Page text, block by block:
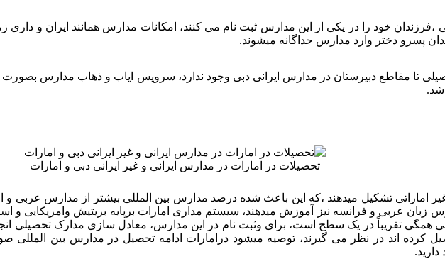
،فرزندان خود را در یکی از این مدارس ثبت نام می کنند، امکانات مدارس همانند ایران و
پسرو دختر وارد مدارس جداگانه میشوند.
تا مقاطع دبیرستان در مدارس ایرانی دبی وجود ندارد، سرویس ایاب و ذهاب مدارس
تحصیلات در امارات در مدارس ایرانی و غیر ایرانی دبی و امارات
غیر اماراتی تشکیل میدهند ،که این باعث شده درصد مدارس بین المللی بیشتر از مدارس
زبان عربی و فرانسه نیز آموزش میدهند، سیستم مداری امارات برپایه بریتیش وامریکایی و
همگی تقریباً در یک سطح است، برای وثبت نام در این مدارس، معادل سازی مدارک تحصیلی
کرده اند در نظر می گیرند، توصیه میشود درامارات ادامه تحصیل در مدارس بین